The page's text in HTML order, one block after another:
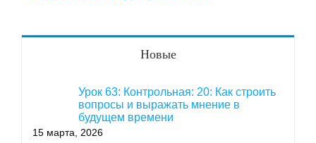
Новые
Урок 63: Контрольная: 20: Как строить
вопросы и выражать мнение в
будущем времени
15 марта, 2026